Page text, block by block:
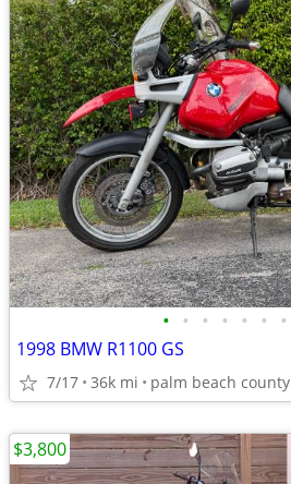
• • • • • • •
1998 BMW R1100 GS
7/17 36k mi palm beach county
$3,800